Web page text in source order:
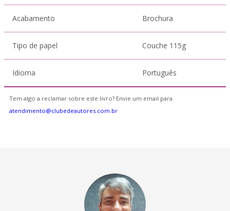
Acabamento Brochura
Tipo de papel Couche 115g
Idioma Português
Tem algo a reclamar sobre este livro? Envie um email para
atendimento@clubedeautores.com.br